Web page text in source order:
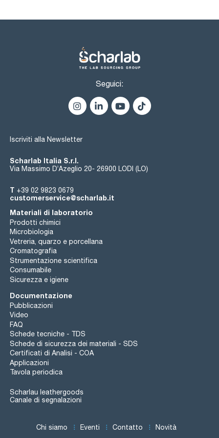
Seguici:
Iscriviti alla Newsletter
Scharlab Italia S.r.l.
Via Massimo D’Azeglio 20- 26900 LODI (LO)
T +39 02 9823 0679
customerservice@scharlab.it
Materiali di laboratorio
Prodotti chimici
Microbiologia
Vetreria, quarzo e porcellana
Cromatografia
Strumentazione scientifica
Consumabile
Sicurezza e igiene
Documentazione
Pubblicazioni
Video
FAQ
Schede tecniche - TDS
Schede di sicurezza dei materiali - SDS
Certificati di Analisi - COA
Applicazioni
Tavola periodica
Scharlau leathergoods
Canale di segnalazioni
Chi siamo Eventi Contatto Novità